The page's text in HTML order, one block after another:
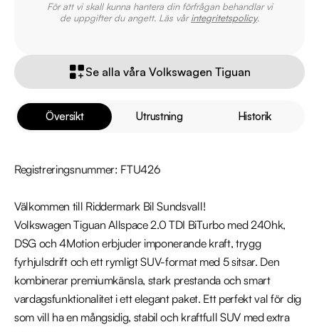
Översikt Utrustning Historik
Registreringsnummer: FTU426
Välkommen till Riddermark Bil Sundsvall!
Volkswagen Tiguan Allspace 2.0 TDI BiTurbo med 240hk,
DSG och 4Motion erbjuder imponerande kraft, trygg
fyrhjulsdrift och ett rymligt SUV-format med 5 sitsar. Den
kombinerar premiumkänsla, stark prestanda och smart
vardagsfunktionalitet i ett elegant paket. Ett perfekt val för dig
som vill ha en mångsidig, stabil och kraftfull SUV med extra
För att vi skall kunna hantera din förfrågan behandlar vi
de uppgifter du angett. Läs vårintegritetspolicy.
Se alla våra Volkswagen Tiguan